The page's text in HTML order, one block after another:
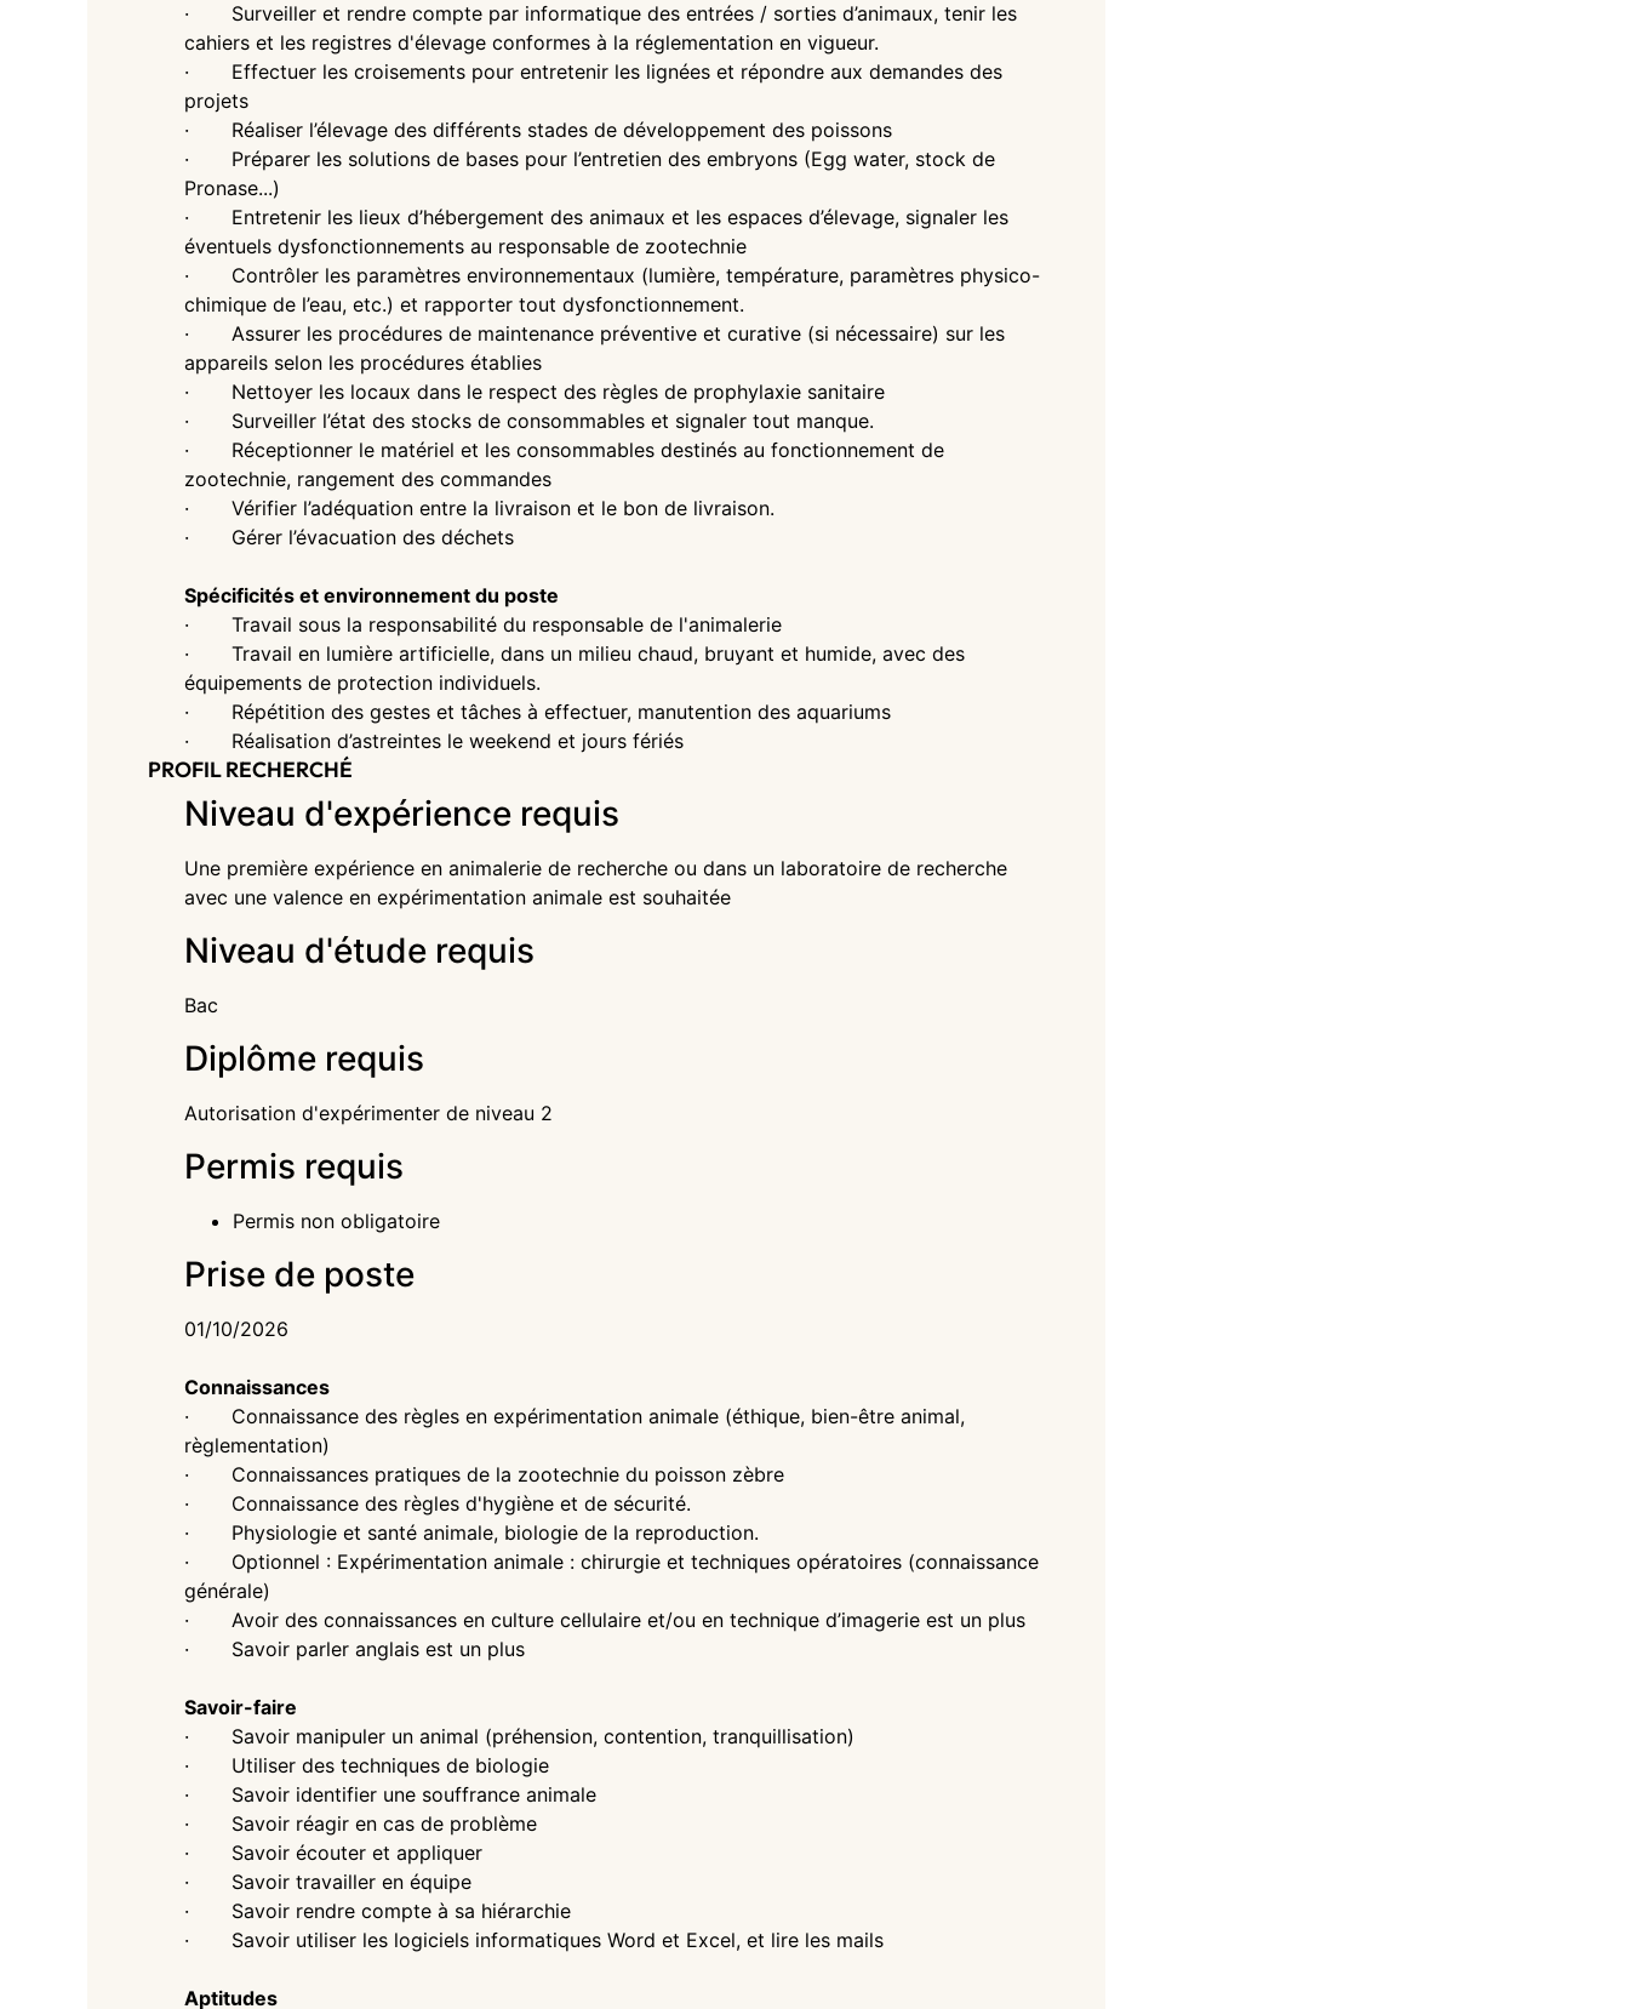
· Surveiller et rendre compte par informatique des entrées / sorties d’animaux, tenir les
cahiers et les registres d'élevage conformes à la réglementation en vigueur.
· Effectuer les croisements pour entretenir les lignées et répondre aux demandes des
projets
· Réaliser l’élevage des différents stades de développement des poissons
· Préparer les solutions de bases pour l’entretien des embryons (Egg water, stock de
Pronase...)
· Entretenir les lieux d’hébergement des animaux et les espaces d’élevage, signaler les
éventuels dysfonctionnements au responsable de zootechnie
· Contrôler les paramètres environnementaux (lumière, température, paramètres physico-
chimique de l’eau, etc.) et rapporter tout dysfonctionnement.
· Assurer les procédures de maintenance préventive et curative (si nécessaire) sur les
appareils selon les procédures établies
· Nettoyer les locaux dans le respect des règles de prophylaxie sanitaire
· Surveiller l’état des stocks de consommables et signaler tout manque.
· Réceptionner le matériel et les consommables destinés au fonctionnement de
zootechnie, rangement des commandes
· Vérifier l’adéquation entre la livraison et le bon de livraison.
· Gérer l’évacuation des déchets
Spécificités et environnement du poste
· Travail sous la responsabilité du responsable de l'animalerie
· Travail en lumière artificielle, dans un milieu chaud, bruyant et humide, avec des
équipements de protection individuels.
· Répétition des gestes et tâches à effectuer, manutention des aquariums
· Réalisation d’astreintes le weekend et jours fériés
PROFIL RECHERCHÉ
Niveau d'expérience requis
Une première expérience en animalerie de recherche ou dans un laboratoire de recherche
avec une valence en expérimentation animale est souhaitée
Niveau d'étude requis
Bac
Diplôme requis
Autorisation d'expérimenter de niveau 2
Permis requis
Permis non obligatoire
Prise de poste
01/10/2026
Connaissances
· Connaissance des règles en expérimentation animale (éthique, bien-être animal,
règlementation)
· Connaissances pratiques de la zootechnie du poisson zèbre
· Connaissance des règles d'hygiène et de sécurité.
· Physiologie et santé animale, biologie de la reproduction.
· Optionnel : Expérimentation animale : chirurgie et techniques opératoires (connaissance
générale)
· Avoir des connaissances en culture cellulaire et/ou en technique d’imagerie est un plus
· Savoir parler anglais est un plus
Savoir-faire
· Savoir manipuler un animal (préhension, contention, tranquillisation)
· Utiliser des techniques de biologie
· Savoir identifier une souffrance animale
· Savoir réagir en cas de problème
· Savoir écouter et appliquer
· Savoir travailler en équipe
· Savoir rendre compte à sa hiérarchie
· Savoir utiliser les logiciels informatiques Word et Excel, et lire les mails
Aptitudes